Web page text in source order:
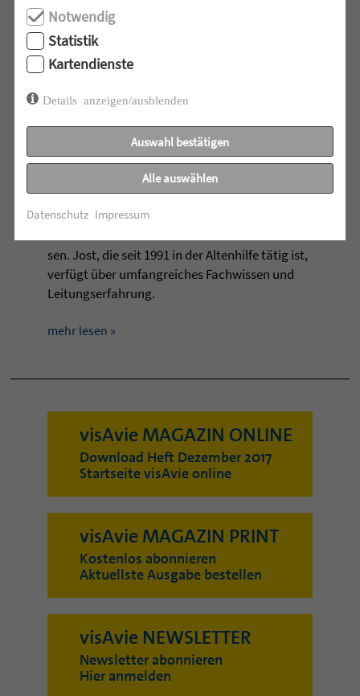
Neue Gesich­ter in den Senio­ren­zen­tren der
Alten­hilfe. Sigrid Jost über­nimmt ab Januar
2018 die Ein­rich­tungs­lei­tung des Senio­ren­zen­
sen. Jost, die seit 1991 in der Alten­hilfe tätig ist,
verfügt über umfang­rei­ches Fach­wis­sen und
Lei­tungs­er­fah­rung.
mehr lesen »
visAvie MAGAZIN ONLINE
Download Heft Dezember 2017
Startseite visAvie online
visAvie MAGAZIN PRINT
Kostenlos abonnieren
Aktuellste Ausgabe bestellen
visAvie NEWSLETTER
Newsletter abonnieren
Hier anmelden
Notwendig
Statistik
Kartendienste
Details anzeigen/ausblenden
Auswahl bestätigen
Alle auswählen
Datenschutz Impressum